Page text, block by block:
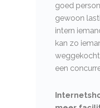
goed
gewoon
intern
kan zo
een